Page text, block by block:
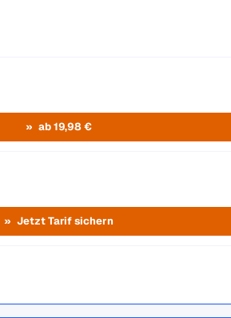
ab 19,98 €
Jetzt Tarif sichern